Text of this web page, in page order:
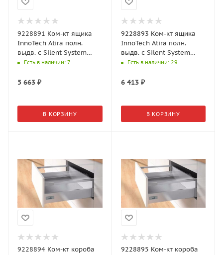
9228891 Ком-кт ящика
InnoTech Atira полн.
выдв. с Silent System
NL520, H70, серый
Есть в наличии: 7
5 663 ₽
В КОРЗИНУ
9228893 Ком-кт ящика
InnoTech Atira полн.
выдв. с Silent System
NL300, H144, серый
Есть в наличии: 29
6 413₽
В КОРЗИНУ
9228894 Ком-кт короба
9228895 Ком-кт короба